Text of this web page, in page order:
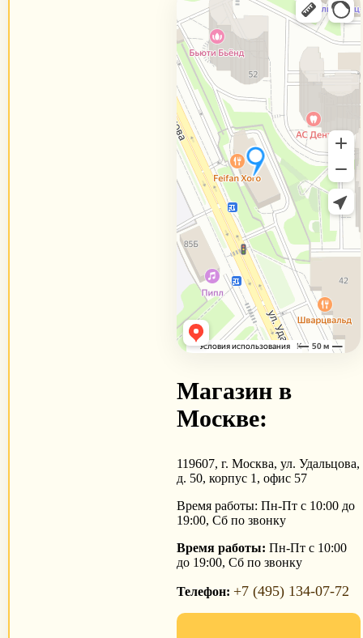
Магазин в
Москве:
119607, г. Москва, ул. Удальцова,
д. 50, корпус 1, офис 57
Время работы: Пн-Пт с 10:00 до
19:00, Сб по звонку
Время работы: Пн-Пт с 10:00
до 19:00, Сб по звонку
Телефон: +7 (495) 134-07-72